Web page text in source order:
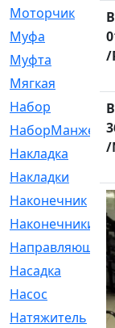
Моторчик
Муфа
Муфта
Мягкая
Набор
Накладка
Накладки
Наконечник
Наконечники
Направляющая
Насадка
Насос
Натяжитель
/
/